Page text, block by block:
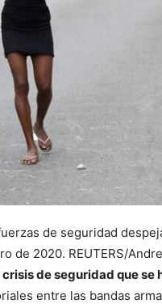
de seguridad
de 2020. REUTERS/
de seguridad que se
entre las bandas